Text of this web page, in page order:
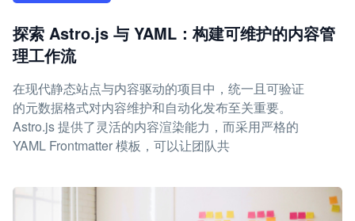
探索 Astro.js 与 YAML：构建可维护的内容管
理工作流
在现代静态站点与内容驱动的项目中，统一且可验证
的元数据格式对内容维护和自动化发布至关重要。
Astro.js 提供了灵活的内容渲染能力，而采用严格的
YAML Frontmatter 模板，可以让团队共